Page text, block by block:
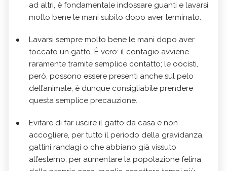
ad altri, è fondamentale indossare guanti e lavarsi
molto bene le mani subito dopo aver terminato.
Lavarsi sempre molto bene le mani dopo aver
toccato un gatto. È vero: il contagio avviene
raramente tramite semplice contatto; le oocisti,
però, possono essere presenti anche sul pelo
dell’animale, è dunque consigliabile prendere
questa semplice precauzione.
Evitare di far uscire il gatto da casa e non
accogliere, per tutto il periodo della gravidanza,
gattini randagi o che abbiano già vissuto
all’esterno; per aumentare la popolazione felina